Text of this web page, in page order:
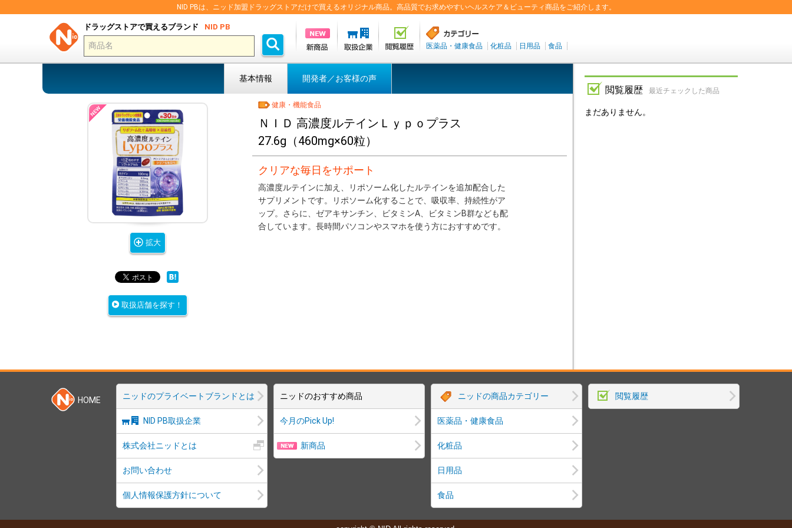
NID PBは、ニッド加盟ドラッグストアだけで買えるオリジナル商品。高品質でお求めやすいヘルスケア＆ビューティ商品をご紹介します。
ドラッグストアで買えるブランド NID PB
医薬品・健康食品 化粧品 日用品 食品
閲覧履歴 最近チェックした商品
まだありません。
基本情報 開発者／お客様の声
健康・機能食品
ＮＩＤ 高濃度ルテインＬｙｐｏプラス
27.6g（460mg×60粒）
拡大
取扱店舗を探す！
クリアな毎日をサポート
高濃度ルテインに加え、リポソーム化したルテインを追加配合した
サプリメントです。リポソーム化することで、吸収率、持続性がア
ップ。さらに、ゼアキサンチン、ビタミンA、ビタミンB群なども配
合しています。長時間パソコンやスマホを使う方におすすめです。
HOME ニッドのプライベートブランドとは
NID PB取扱企業
株式会社ニッドとは
お問い合わせ
個人情報保護方針について
ニッドのおすすめ商品
今月のPick Up!
新商品
ニッドの商品カテゴリー
医薬品・健康食品
化粧品
日用品
食品
閲覧履歴